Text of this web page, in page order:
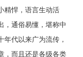
悍，语言生动活
，通俗易懂，堪称中
年代以来广为流传，
，而且还是各级各类